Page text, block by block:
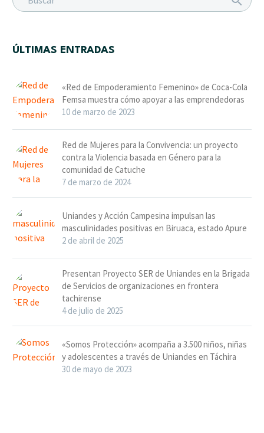
ÚLTIMAS ENTRADAS
«Red de Empoderamiento Femenino» de Coca-Cola
Femsa muestra cómo apoyar a las emprendedoras
10 de marzo de 2023
Red de Mujeres para la Convivencia: un proyecto
contra la Violencia basada en Género para la
comunidad de Catuche
7 de marzo de 2024
Uniandes y Acción Campesina impulsan las
masculinidades positivas en Biruaca, estado Apure
2 de abril de 2025
Presentan Proyecto SER de Uniandes en la Brigada
de Servicios de organizaciones en frontera
tachirense
4 de julio de 2025
«Somos Protección» acompaña a 3.500 niños, niñas
y adolescentes a través de Uniandes en Táchira
30 de mayo de 2023